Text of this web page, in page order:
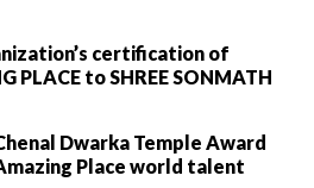
certification of
PLACE to SHREE SONMATH
Dwarka Temple Award
Place world talent